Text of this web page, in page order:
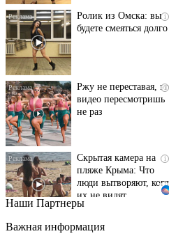
будете смеяться долго
видео пересмотришь
не раз
пляже Крыма: Что
люди вытворяют, когда
их не видят...
несколько секунд, а
Наши Партнеры
Важная информация